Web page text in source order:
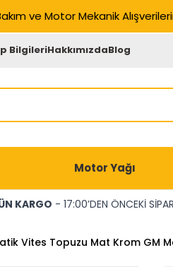
ve Motor Mekanik
BilgileriHakkımızdaBlog
Motor Yağı
KARGO - 17:00’DEN ÖNCEKİ
Vites Topuzu Mat Krom GM